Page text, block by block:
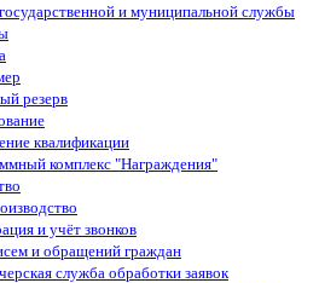
и муниципальной службы
резерв
квалификации
комплекс "Награждения"
и учёт звонков
и обращений граждан
служба обработки заявок